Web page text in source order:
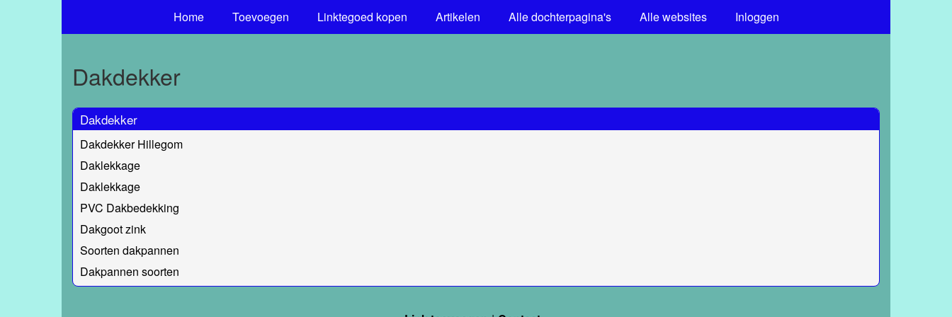
Home Toevoegen Linktegoed kopen Artikelen Alle dochterpagina's Alle websites Inloggen
Dakdekker
Dakdekker
Dakdekker Hillegom
Daklekkage
Daklekkage
PVC Dakbedekking
Dakgoot zink
Soorten dakpannen
Dakpannen soorten